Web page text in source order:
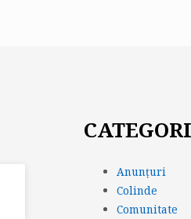
Anunțuri
Colinde
Comunitate